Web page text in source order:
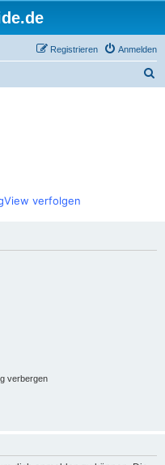
Anmelden
Registrieren
verfolgen
verbergen